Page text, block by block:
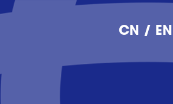
/ EN
CN